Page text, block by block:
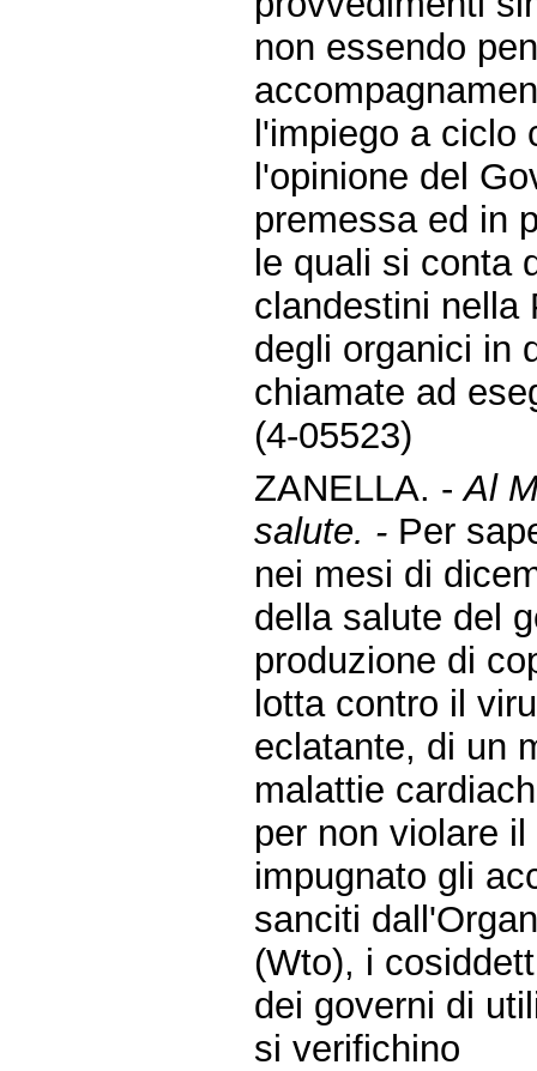
non essendo
l'impiego a ciclo
l'opinione del
premessa ed in
le quali si conta
clandestini nella
degli organici in
chiamate ad
(4-05523)
ZANELLA. -Al
salute. - Per
nei mesi di
della salute del
produzione di
lotta contro il
eclatante, di un
malattie
per non violare
impugnato gli
sanciti
(Wto), i
dei governi di
si verifichino